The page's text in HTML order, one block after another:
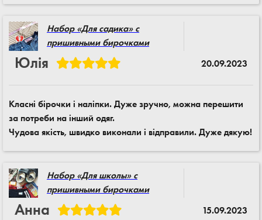
Набор «Для садика» с
пришивными бирочками
Юлія 20.09.2023
Класні бірочки і наліпки. Дуже зручно, можна перешити
за потреби на інший одяг.
Чудова якість, швидко виконали і відправили. Дуже дякую!
Набор «Для школы» с
пришивными бирочками
Анна 15.09.2023